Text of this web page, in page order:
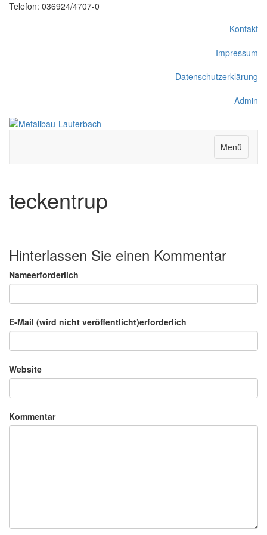
Telefon: 036924/4707-0
Kontakt
Impressum
Datenschutzerklärung
Admin
Menü
teckentrup
Hinterlassen Sie einen Kommentar
Nameerforderlich
E-Mail (wird nicht veröffentlicht)erforderlich
Website
Kommentar